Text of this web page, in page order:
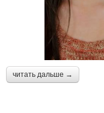
читать дальше →